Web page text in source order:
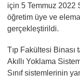
için 5 Temmuz 2022
öğretim üye ve
gerçekleştirildi.
Tıp Fakültesi Binası
Akıllı Yoklama
Sınıf sistemlerinin